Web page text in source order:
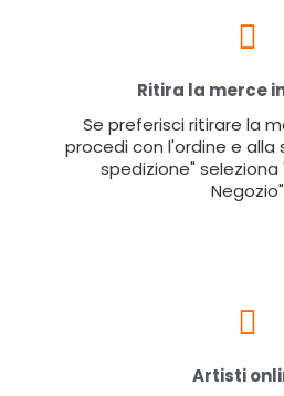
Ritira la merce
Se preferisci ritirare la
procedi con l'ordine e alla
spedizione" seleziona
Negozio"
Artisti